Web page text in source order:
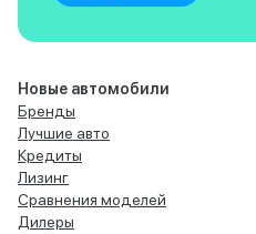
Новые автомобили
Бренды
Лучшие авто
Кредиты
Лизинг
Сравнения моделей
Дилеры